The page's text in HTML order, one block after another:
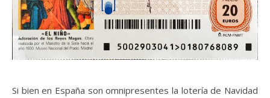
Si bien en España son omnipresentes la lotería de Navidad